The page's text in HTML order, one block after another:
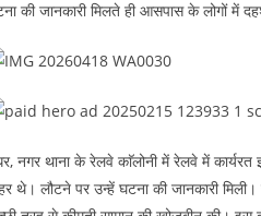
की जानकारी मिलते ही आसपास के लोगों में
नगर थाना के रेलवे काॅलोनी में रेलवे में
थे। लौटने पर उन्हें घटना की जानकारी